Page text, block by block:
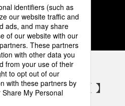
3 4 5
設備 SNSアカウント